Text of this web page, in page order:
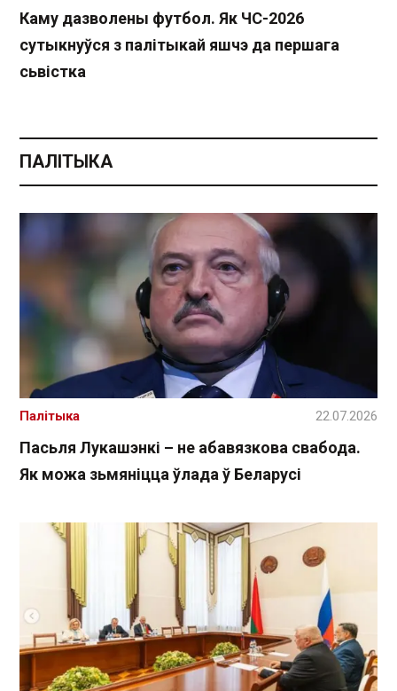
Каму дазволены футбол. Як ЧС-2026
сутыкнуўся з палітыкай яшчэ да першага
сьвістка
ПАЛІТЫКА
Пасьля Лукашэнкі – не абавязкова свабода.
Як можа зьмяніцца ўлада ў Беларусі
Палітыка 22.07.2026